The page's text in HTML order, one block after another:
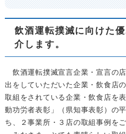
飲酒運転撲滅に向けた
介します。
飲酒運転撲滅宣言企業・宣言の
出をしていただいた企業・飲食店
取組をされている企業・飲食店を
動功労者表彰」（県知事表彰）の
ち、２事業所・３店の取組事例をご